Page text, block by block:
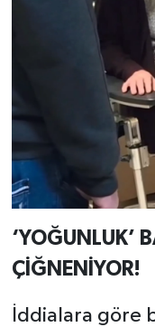
‘YOĞUNLUK’
ÇİĞNENİYOR!
İddialara göre